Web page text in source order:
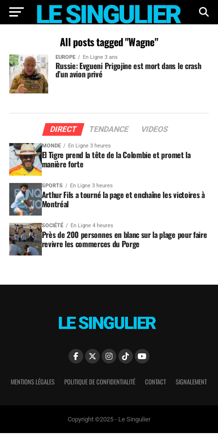
All posts tagged "Wagne"
EUROPE En Ligne 3 ans
Russie: Evgueni Prigojine est mort dans le crash
d’un avion privé
DIRECT TENDANCE VIDEOS
MONDE En Ligne 3 heures
El Tigre prend la tête de la Colombie et promet la
manière forte
SPORTS En Ligne 3 heures
Arthur Fils a tourné la page et enchaîne les victoires à
Montréal
SOCIÉTÉ En Ligne 4 heures
Près de 200 personnes en blanc sur la plage pour faire
revivre les commerces du Porge
MENTIONS LÉGALES POLITIQUE DE CONFIDENTIALITÉ CONTACT SIGNALEMENT
Copyright ©2025 - Le Singulier